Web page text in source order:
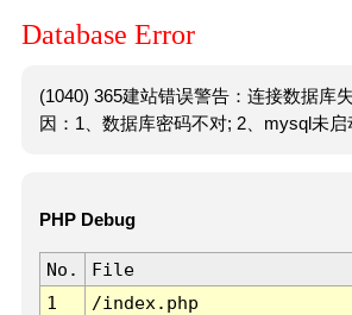
Database Error
(1040) 365建站错误警告：连接数据库
因：1、数据库密码不对; 2、mysql未启
PHP Debug
No. File
1
/index.php